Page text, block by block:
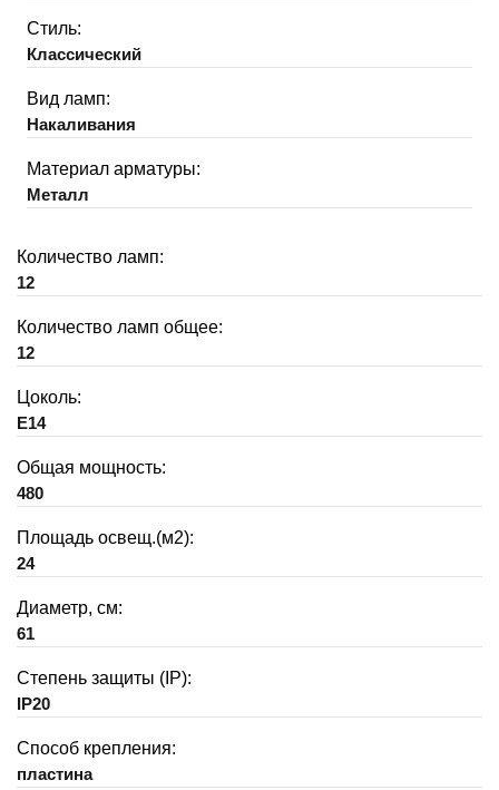
Стиль:
Классический
Вид ламп:
Накаливания
Материал арматуры:
Металл
Количество ламп:
12
Количество ламп общее:
12
Цоколь:
E14
Общая мощность:
480
Площадь освещ.(м2):
24
Диаметр, см:
61
Степень защиты (IP):
IP20
Способ крепления:
пластина